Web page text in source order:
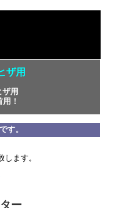
ザ用
用
！
す。
ます。
ー